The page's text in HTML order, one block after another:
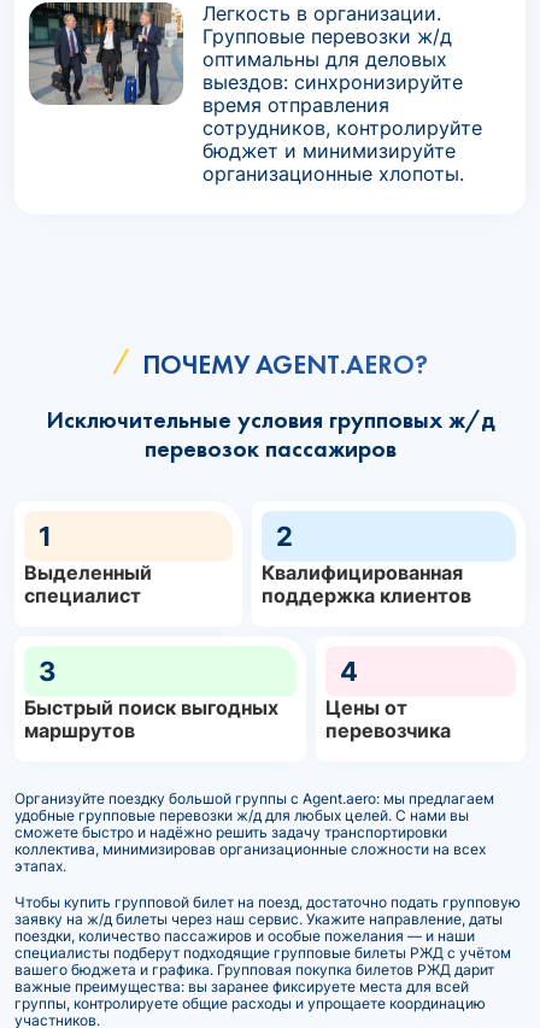
Легкость в организации.
Групповые перевозки ж/д
оптимальны для деловых
выездов: синхронизируйте
время отправления
сотрудников, контролируйте
бюджет и минимизируйте
организационные хлопоты.
ПОЧЕМУ AGENT.AERO?
Исключительные условия групповых ж/д
перевозок пассажиров
1
Выделенный
специалист
2
Квалифицированная
поддержка клиентов
3
Быстрый поиск выгодных
маршрутов
4
Цены от
перевозчика
Организуйте поездку большой группы с Agent.aero: мы предлагаем
удобные групповые перевозки ж/д для любых целей. С нами вы
сможете быстро и надёжно решить задачу транспортировки
коллектива, минимизировав организационные сложности на всех
этапах.
Чтобы купить групповой билет на поезд, достаточно подать групповую
заявку на ж/д билеты через наш сервис. Укажите направление, даты
поездки, количество пассажиров и особые пожелания — и наши
специалисты подберут подходящие групповые билеты РЖД с учётом
вашего бюджета и графика. Групповая покупка билетов РЖД дарит
важные преимущества: вы заранее фиксируете места для всей
группы, контролируете общие расходы и упрощаете координацию
участников.